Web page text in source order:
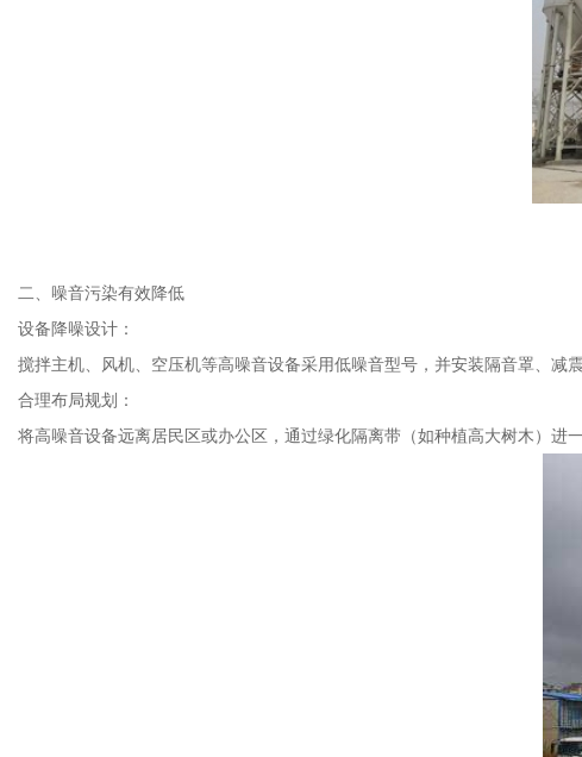
二、噪音污染有效降低
设备降噪设计：
搅拌主机、风机、空压机等高噪音设备采用低噪音型号，并安装隔音罩、减
合理布局规划：
将高噪音设备远离居民区或办公区，通过绿化隔离带（如种植高大树木）进